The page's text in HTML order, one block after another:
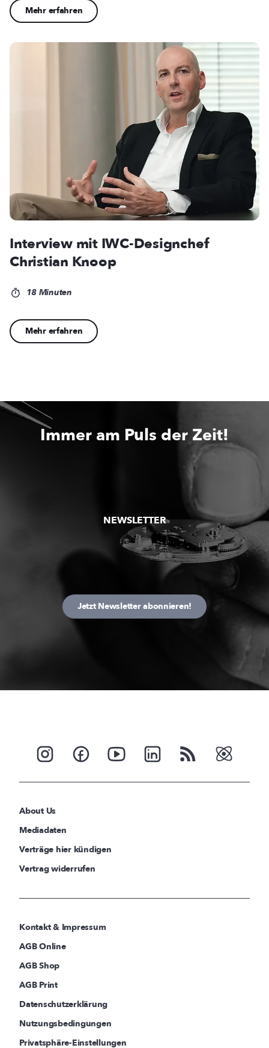
Mehr erfahren
Interview mit IWC-Designchef
Christian Knoop
18 Minuten
Mehr erfahren
Immer am Puls der Zeit!
NEWSLETTER
Jetzt Newsletter abonnieren!
About Us
Mediadaten
Verträge hier kündigen
Vertrag widerrufen
Kontakt & Impressum
AGB Online
AGB Shop
AGB Print
Datenschutzerklärung
Nutzungsbedingungen
Privatsphäre-Einstellungen